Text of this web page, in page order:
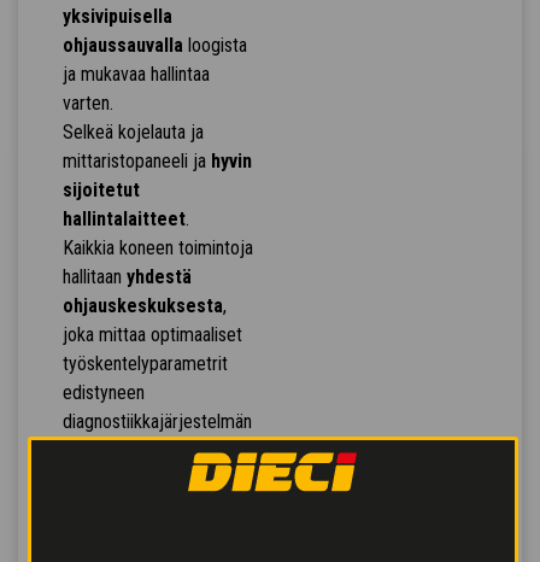
yksivipuisella
ohjaussauvalla loogista
ja mukavaa hallintaa
varten.
Selkeä kojelauta ja
mittaristopaneeli ja hyvin
sijoitetut
hallintalaitteet.
Kaikkia koneen toimintoja
hallitaan yhdestä
ohjauskeskuksesta,
joka mittaa optimaaliset
työskentelyparametrit
edistyneen
diagnostiikkajärjestelmän